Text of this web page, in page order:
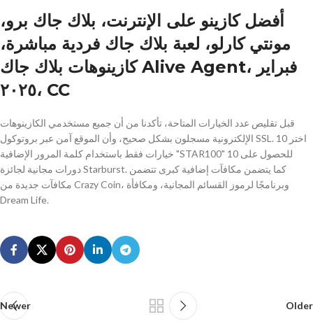
أفضل كازينو على الإنترنت، بلاك جاك برو،
مونتي كارلو، لعبة بلاك جاك فردية مباشرة،
كازينوهات بلاك جاك Alive Agent، فبراير
٢٠٢٥، CC
قبل تقليص عدد الخيارات المتاحة، تأكدنا من أن جميع مستخدمي الكازينوهات
الإلكترونية مسجلون بشكل صحيح، وأن الموقع آمن عبر بروتوكول SSL. اختر 10
خيارات فقط باستخدام كلمة المرور الإضافية "STAR100" للحصول على 10
دورات مجانية لجائزة Starburst. كما يتضمن مكافآت إضافية كبرى تتضمن
مكافآت جديدة من Crazy Coin، وبرنامجًا لرموز القسائم المجانية، ومكافأة
Dream Life.
Newer Older